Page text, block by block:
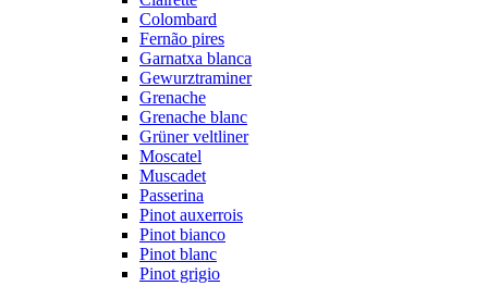
Colombard
Fernão pires
Garnatxa blanca
Gewurztraminer
Grenache
Grenache blanc
Grüner veltliner
Moscatel
Muscadet
Passerina
Pinot auxerrois
Pinot bianco
Pinot blanc
Pinot grigio